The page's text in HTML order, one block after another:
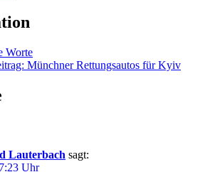
Worte
Münchner Rettungsautos für Kyiv
Lauterbach sagt:
Uhr